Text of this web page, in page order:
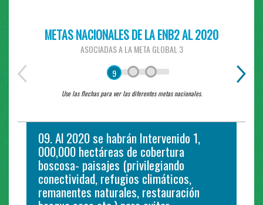
METAS NACIONALES DE LA ENB2 AL 2020
ASOCIADAS A LA META GLOBAL 3
9
Use las flechas para ver las diferentes metas nacionales.
09. Al 2020 se habrán Intervenido 1,
000,000 hectáreas de cobertura
boscosa- paisajes (privilegiando
conectividad, refugios climáticos,
remanentes naturales, restauración
10. Al 2020, se habrán protegido y / o
recuperado al menos 50.000 ha. de
cobertura forestal en los territorios
indígenas con pertinencia cultural y
participación de género.
11. Al 2022 se aumentará la cobertura
arbórea, de productividad de cultivos y
ganadería, obras de conservación de
suelos y cantidad de alianzas para la
protección del recurso hídrico en los